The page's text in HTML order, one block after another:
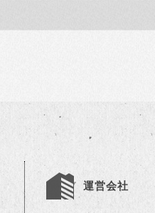
運営会社